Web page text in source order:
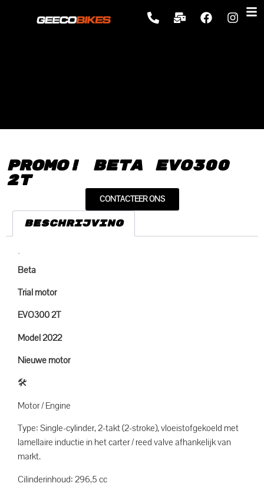
Promo! Beta EVO300
2T
CONTACTEER ONS
Beschrijving
Beta
Trial motor
EVO300 2T
Model 2022
Nieuwe motor
🛠️
Motor / Engine
Type: Single-cylinder, 2-takt (2-stroke), vloeistofgekoeld met
lamellaire inductie in het carter / reed valve afhankelijk van
markt.
Cilinderinhoud: 296,5 cc